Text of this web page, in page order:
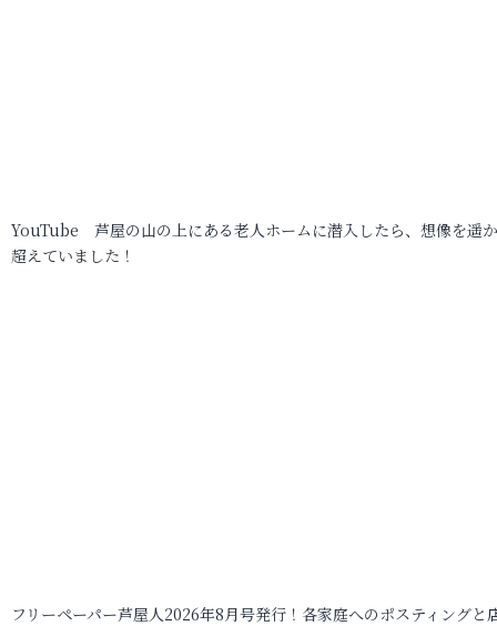
YouTube 芦屋の山の上にある老人ホームに潜入したら、想像を遥
超えていました！
フリーペーパー芦屋人2026年8月号発行！各家庭へのポスティングと